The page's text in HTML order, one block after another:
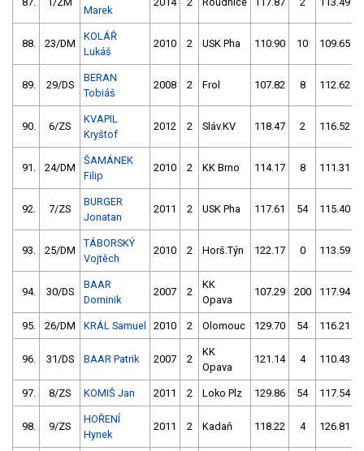
Marek
88. 23/DM
KOLÁŘ
Lukáš
2010 2 USK Pha 110.90 10 109.65
89. 29/DS
BERAN
Tobiáš
2008 2 Frol 107.82 8 112.62
90. 6/ZS
KVAPIL
Kryštof
2012 2 Sláv.KV 118.47 2 116.52
91. 24/DM
ŠAMÁNEK
Filip
2010 2 KK Brno 114.17 8 111.31
92. 7/ZS
BURGER
Jonatan
2011 2 USK Pha 117.61 54 115.40
93. 25/DM
TÁBORSKÝ
Vojtěch
2010 2 Horš.Týn 122.17 0 113.59
94. 30/DS
BAAR
Dominik
2007 2
KK
Opava
107.29 200 117.94
95. 26/DM KRÁL Samuel 2010 2 Olomouc 129.70 54 116.21
96. 31/DS BAAR Patrik 2007 2
KK
Opava
121.14 4 110.43
97. 8/ZS KOMIŠ Jan 2011 2 Loko Plz 129.86 54 117.54
98. 9/ZS
HOŘENÍ
Hynek
2011 2 Kadaň 118.22 4 126.81